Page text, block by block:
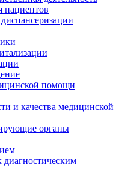
пациентов
помощи
и качества медицинской
органы
диагностическим